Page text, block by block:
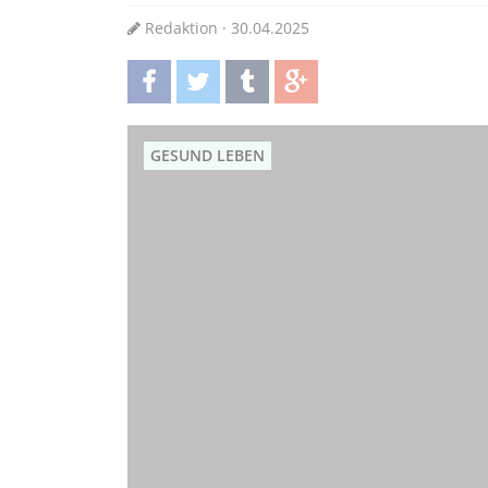
Redaktion · 30.04.2025
teilentwittern teilen teilen
GESUND LEBEN